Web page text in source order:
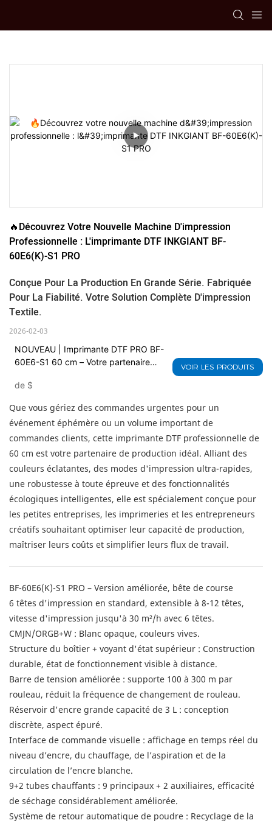
🔥Découvrez Votre Nouvelle Machine D'impression
Professionnelle : L'imprimante DTF INKGIANT BF-
60E6(K)-S1 PRO
Conçue Pour La Production En Grande Série. Fabriquée
Pour La Fiabilité. Votre Solution Complète D'impression
Textile.
2026-02-03
NOUVEAU | Imprimante DTF PRO BF-
60E6-S1 60 cm – Votre partenaire
de $
VOIR LES PRODUITS
Que vous gériez des commandes urgentes pour un
événement éphémère ou un volume important de
commandes clients, cette imprimante DTF professionnelle de
60 cm est votre partenaire de production idéal. Alliant des
couleurs éclatantes, des modes d'impression ultra-rapides,
une robustesse à toute épreuve et des fonctionnalités
écologiques intelligentes, elle est spécialement conçue pour
les petites entreprises, les imprimeries et les entrepreneurs
créatifs souhaitant optimiser leur capacité de production,
maîtriser leurs coûts et simplifier leurs flux de travail.
BF-60E6(K)-S1 PRO – Version améliorée, bête de course
6 têtes d'impression en standard, extensible à 8-12 têtes,
vitesse d'impression jusqu'à 30 m²/h avec 6 têtes.
CMJN/ORGB+W : Blanc opaque, couleurs vives.
Structure du boîtier + voyant d'état supérieur : Construction
durable, état de fonctionnement visible à distance.
Barre de tension améliorée : supporte 100 à 300 m par
rouleau, réduit la fréquence de changement de rouleau.
Réservoir d'encre grande capacité de 3 L : conception
discrète, aspect épuré.
Interface de commande visuelle : affichage en temps réel du
niveau d’encre, du chauffage, de l’aspiration et de la
circulation de l’encre blanche.
9+2 tubes chauffants : 9 principaux + 2 auxiliaires, efficacité
de séchage considérablement améliorée.
Système de retour automatique de poudre : Recyclage de la